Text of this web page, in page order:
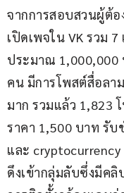
จากการสอบสวนผู้ต้อ
เปิดเพจใน VK รวม
ประมาณ 1,000,000
คน มีการโพสต์สื่อลา
มาก รวมแล้ว 1,823
ราคา 1,500 บาท รั
และ cryptocurrency
ดึงเข้ากลุ่มลับซึ่งมีค